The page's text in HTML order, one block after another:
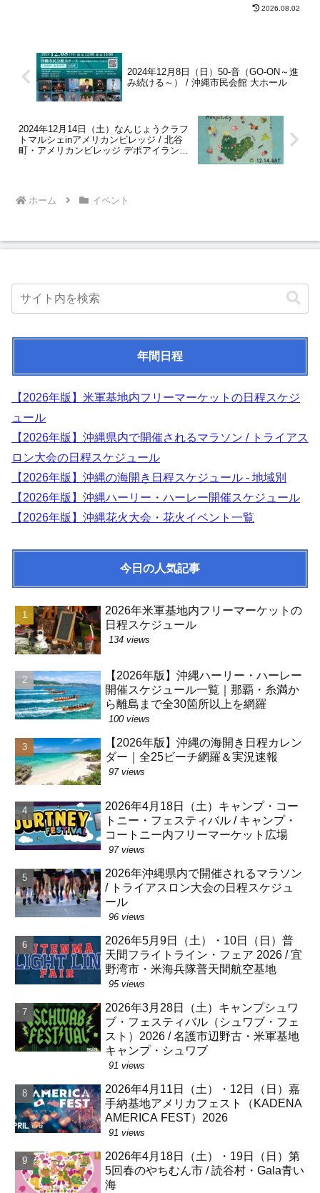
2026.08.02
2024年12月8日（日）50-音（GO-ON～進
み続ける～） / 沖縄市民会館 大ホール
2024年12月14日（土）なんじょうクラフ
トマルシェinアメリカンビレッジ / 北谷
町・アメリカンビレッジ デポアイラン
ホーム イベント
年間日程
【2026年版】米軍基地内フリーマーケットの日程スケジ
ュール
【2026年版】沖縄県内で開催されるマラソン / トライアス
ロン大会の日程スケジュール
【2026年版】沖縄の海開き日程スケジュール - 地域別
【2026年版】沖縄ハーリー・ハーレー開催スケジュール
【2026年版】沖縄花火大会・花火イベント一覧
今日の人気記事
2026年米軍基地内フリーマーケットの
日程スケジュール
134 views
【2026年版】沖縄ハーリー・ハーレー
開催スケジュール一覧｜那覇・糸満か
ら離島まで全30箇所以上を網羅
100 views
【2026年版】沖縄の海開き日程カレン
ダー｜全25ビーチ網羅＆実況速報
97 views
2026年4月18日（土）キャンプ・コー
トニー・フェスティバル / キャンプ・
コートニー内フリーマーケット広場
97 views
2026年沖縄県内で開催されるマラソン
/ トライアスロン大会の日程スケジュ
ール
96 views
2026年5月9日（土）・10日（日）普
天間フライトライン・フェア 2026 / 宜
野湾市・米海兵隊普天間航空基地
95 views
2026年3月28日（土）キャンプシュワ
ブ・フェスティバル（シュワブ・フェ
スト）2026 / 名護市辺野古・米軍基地
キャンプ・シュワブ
91 views
2026年4月11日（土）・12日（日）嘉
手納基地アメリカフェスト（KADENA
AMERICA FEST）2026
91 views
2026年4月18日（土）・19日（日）第
5回春のやちむん市 / 読谷村・Gala青い
海